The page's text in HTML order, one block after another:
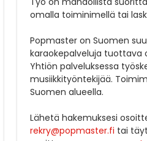
omalla toiminimellä tai
Popmaster on Suomen
karaokepalveluja tuottava
Yhtiön palveluksessa
musiikkityöntekijää.
Suomen alueella.
Lähetä hakemuksesi
rekry@popmaster.fi tai